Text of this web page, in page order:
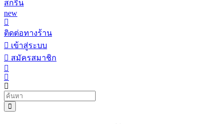
สกรีน
new
ติดต่อทางร้าน
เข้าสู่ระบบ
สมัครสมาชิก